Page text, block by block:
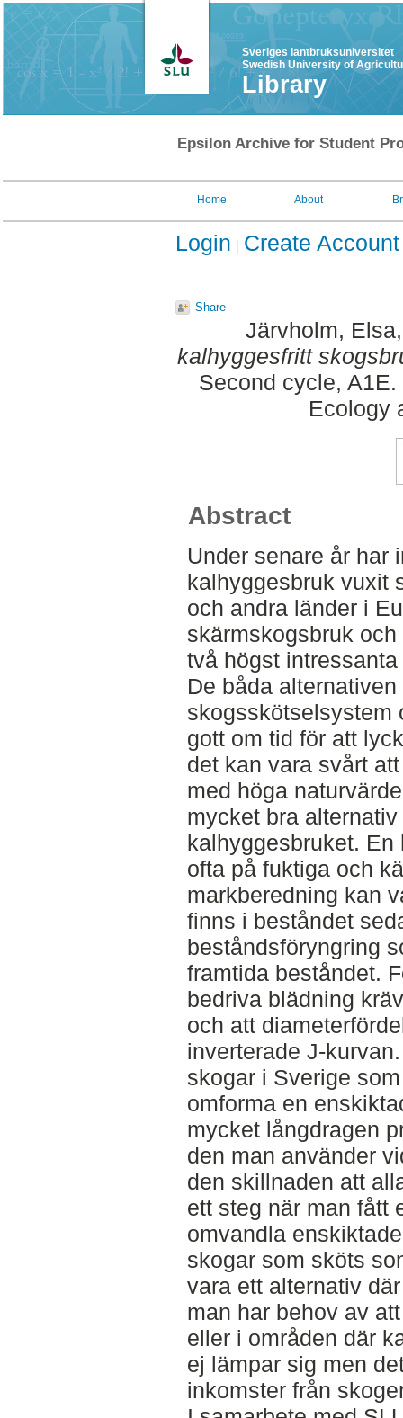
Sveriges lantbruksuniversitet
Swedish University of
Library
Epsilon Archive for Student
Home About
Login Create Account
Share
Järvholm, Elsa
kalhyggesfritt
Second cycle,
Ecology
Abstract
Under senare år har
kalhyggesbruk vuxit
och andra länder i
skärmskogsbruk
två högst
De båda
skogsskötselsystem
gott om tid för att
det kan vara svårt
med höga
mycket bra
kalhyggesbruket.
ofta på fuktiga och
markberedning kan
finns i beståndet
beståndsföryngring
framtida beståndet.
bedriva blädning
och att
inverterade J-
skogar i Sverige
omforma en
mycket långdragen
den man använder
den skillnaden att
ett steg när man fått
omvandla
skogar som sköts
vara ett alternativ
man har behov av
eller i områden där
ej lämpar sig men
inkomster från